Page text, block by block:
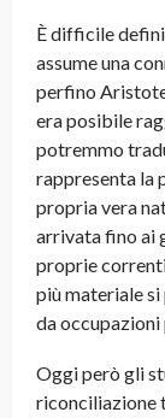
È difficile
assume una
perfino
era posibile
potremmo
rappresenta la
propria vera
arrivata fino ai
proprie
più materiale
da occupazioni
Oggi però gli
riconciliazione